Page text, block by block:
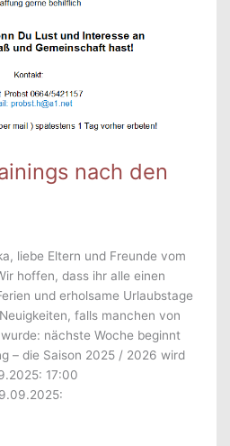
nach den
liebe Eltern und Freunde vom
hoffen, dass ihr alle einen
und erholsame Urlaubstage
falls manchen von
nächste Woche beginnt
– die Saison 2025 / 2026 wird
17:00